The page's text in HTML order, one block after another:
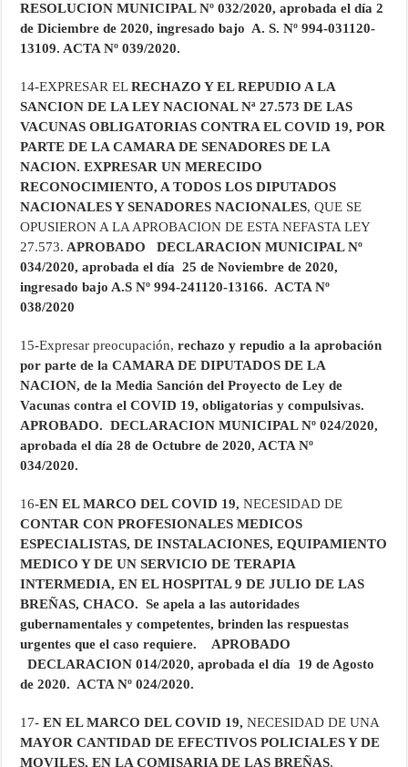
RESOLUCION MUNICIPAL Nº 032/2020, aprobada el día 2
de Diciembre de 2020, ingresado bajo A. S. Nº 994-031120-
13109. ACTA Nº 039/2020.
14-EXPRESAR ELRECHAZO Y EL REPUDIO A LA
SANCION DE LA LEY NACIONAL Nª 27.573 DE LAS
VACUNAS OBLIGATORIAS CONTRA EL COVID 19, POR
PARTE DE LA CAMARA DE SENADORES DE LA
NACION. EXPRESAR UN MERECIDO
RECONOCIMIENTO, A TODOS LOS DIPUTADOS
NACIONALES Y SENADORES NACIONALES, QUE SE
OPUSIERON A LA APROBACION DE ESTA NEFASTA LEY
27.573. APROBADO DECLARACION MUNICIPAL Nº
034/2020, aprobada el día 25 de Noviembre de 2020,
ingresado bajo A.S Nº 994-241120-13166. ACTA Nº
038/2020
15-Expresar preocupación,rechazo y repudio a la aprobación
por parte de la CAMARA DE DIPUTADOS DE LA
NACION, de la Media Sanción del Proyecto de Ley de
Vacunas contra el COVID 19, obligatorias y compulsivas.
APROBADO. DECLARACION MUNICIPAL Nº 024/2020,
aprobada el día 28 de Octubre de 2020, ACTA Nº
034/2020.
16-EN EL MARCO DEL COVID 19,NECESIDAD DE
CONTAR CON PROFESIONALES MEDICOS
ESPECIALISTAS, DE INSTALACIONES, EQUIPAMIENTO
MEDICO Y DE UN SERVICIO DE TERAPIA
INTERMEDIA, EN EL HOSPITAL 9 DE JULIO DE LAS
BREÑAS, CHACO. Se apela a las autoridades
gubernamentales y competentes, brinden las respuestas
urgentes que el caso requiere. APROBADO
DECLARACION 014/2020, aprobada el día 19 de Agosto
de 2020. ACTA Nº 024/2020.
17-EN EL MARCO DEL COVID 19, NECESIDAD DE UNA
MAYOR CANTIDAD DE EFECTIVOS POLICIALES Y DE
MOVILES, EN LA COMISARIA DE LAS BREÑAS,